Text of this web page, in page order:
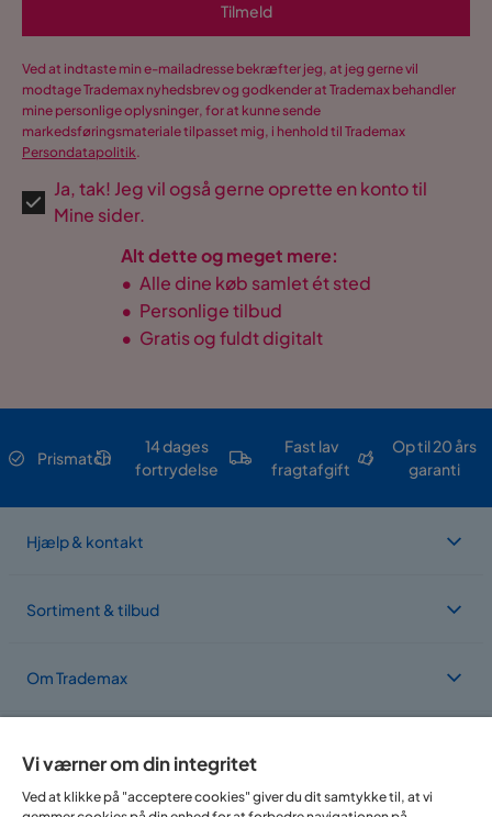
Tilmeld
Ved at indtaste min e-mailadresse bekræfter jeg, at jeg gerne vil
modtage Trademax nyhedsbrev og godkender at Trademax behandler
mine personlige oplysninger, for at kunne sende
markedsføringsmateriale tilpasset mig, i henhold til Trademax
Persondatapolitik.
Ja, tak! Jeg vil også gerne oprette en konto til
Mine sider.
Alt dette og meget mere:
• Alle dine køb samlet ét sted
• Personlige tilbud
• Gratis og fuldt digitalt
Prismatch
14 dages
fortrydelse
Fast lav
fragtafgift
Op til 20 års
garanti
Hjælp & kontakt
Sortiment & tilbud
Om Trademax
Vi findes i flere forskellige lande
Vi værner om din integritet
Ved at klikke på "acceptere cookies" giver du dit samtykke til, at vi